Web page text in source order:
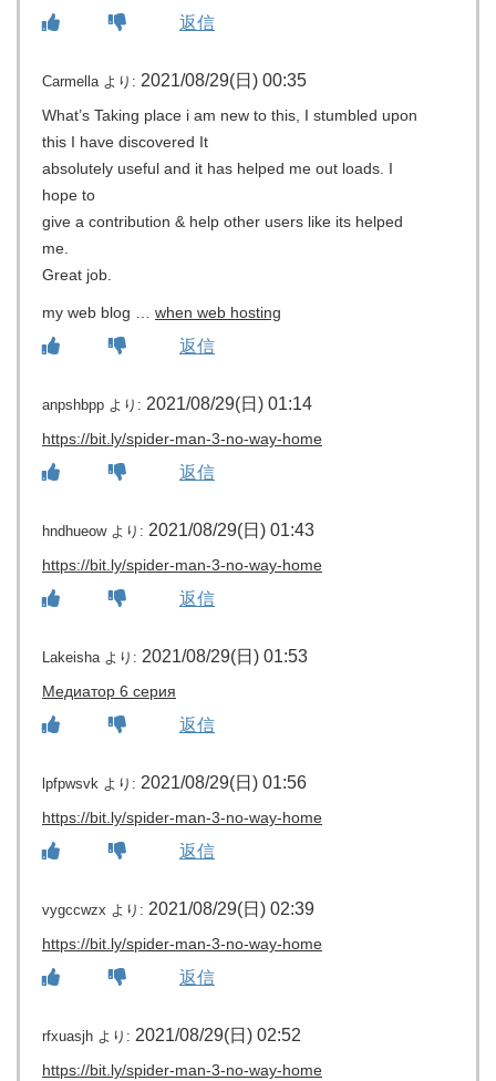
返信
Carmella より: 2021/08/29(日) 00:35
What’s Taking place i am new to this, I stumbled upon
this I have discovered It
absolutely useful and it has helped me out loads. I
hope to
give a contribution & help other users like its helped
me.
Great job.
my web blog … when web hosting
返信
anpshbpp より: 2021/08/29(日) 01:14
https://bit.ly/spider-man-3-no-way-home
返信
hndhueow より: 2021/08/29(日) 01:43
https://bit.ly/spider-man-3-no-way-home
返信
Lakeisha より: 2021/08/29(日) 01:53
Медиатор 6 серия
返信
lpfpwsvk より: 2021/08/29(日) 01:56
https://bit.ly/spider-man-3-no-way-home
返信
vygccwzx より: 2021/08/29(日) 02:39
https://bit.ly/spider-man-3-no-way-home
返信
rfxuasjh より: 2021/08/29(日) 02:52
https://bit.ly/spider-man-3-no-way-home